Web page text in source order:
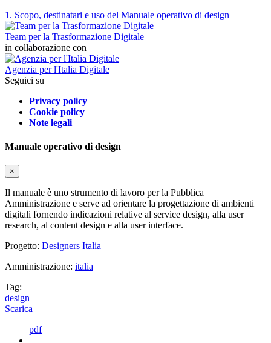
1. Scopo, destinatari e uso del Manuale operativo di design
Team per la Trasformazione Digitale
in collaborazione con
Agenzia per l'Italia Digitale
Seguici su
Privacy policy
Cookie policy
Note legali
Manuale operativo di design
×
Il manuale è uno strumento di lavoro per la Pubblica
Amministrazione e serve ad orientare la progettazione di ambienti
digitali fornendo indicazioni relative al service design, alla user
research, al content design e alla user interface.
Progetto: Designers Italia
Amministrazione: italia
Tag:
design
Scarica
pdf